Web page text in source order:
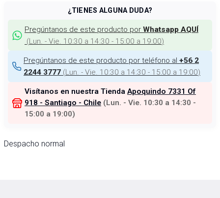
¿TIENES ALGUNA DUDA?
Pregúntanos de este producto por Whatsapp AQUÍ
(Lun. - Vie. 10:30 a 14:30 - 15:00 a 19:00)
Pregúntanos de este producto por teléfono al +56 2
2244 3777 (Lun. - Vie. 10:30 a 14:30 - 15:00 a 19:00)
Visítanos en nuestra Tienda Apoquindo 7331 Of
918 - Santiago - Chile (Lun. - Vie. 10:30 a 14:30 -
15:00 a 19:00)
Despacho normal